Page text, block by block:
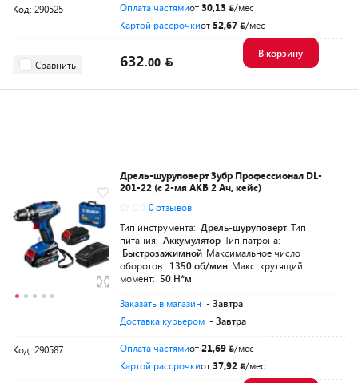
Код: 290525 Оплата частямиот30,13
/мес
Картой рассрочкиот 52,67 /мес
Сравнить 632.00
В корзину
Дрель-шуруповерт Зубр Профессионал DL-
201-22 (с 2-мя АКБ 2 Ач, кейс)
0 отзывов
Тип инструмента: Дрель-шуруповерт Тип
питания: Аккумулятор Тип патрона:
Быстрозажимной Максимальное число
оборотов: 1350 об/мин Макс. крутящий
момент: 50 Н*м
Заказать в магазин - Завтра
Доставка курьером - Завтра
Код: 290587 Оплата частямиот21,69
/мес
Картой рассрочкиот37,92 /мес